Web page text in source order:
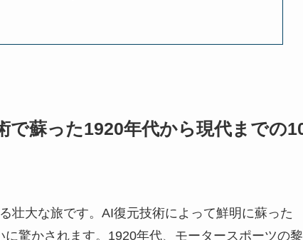
で蘇った1920年代から現代までの
壮大な旅です。AI復元技術によって鮮明に蘇った
驚かされます。1920年代、モータースポーツの黎